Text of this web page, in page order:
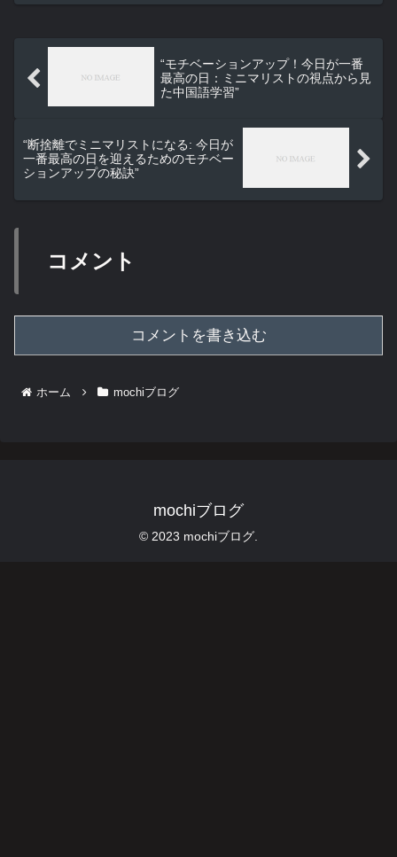
“モチベーションアップ！今日が一番
最高の日：ミニマリストの視点から見
た中国語学習”
“断捨離でミニマリストになる: 今日が
一番最高の日を迎えるためのモチベー
ションアップの秘訣”
コメント
コメントを書き込む
ホーム mochiブログ
mochiブログ
© 2023 mochiブログ.